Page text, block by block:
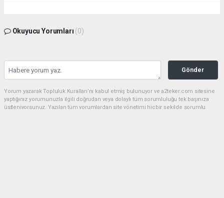
Okuyucu Yorumları (0)
Gönder
Yorum yazarak Topluluk Kuralları’nı kabul etmiş bulunuyor ve a2teker.com sitesine
yaptığınız yorumunuzla ilgili doğrudan veya dolaylı tüm sorumluluğu tek başınıza
üstleniyorsunuz. Yazılan tüm yorumlardan site yönetimi hiçbir şekilde sorumlu